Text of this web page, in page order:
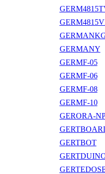
GERMANY
GERMF-05
GERMF-06
GERMF-08
GERMF-10
GERORA-
GERTBOT